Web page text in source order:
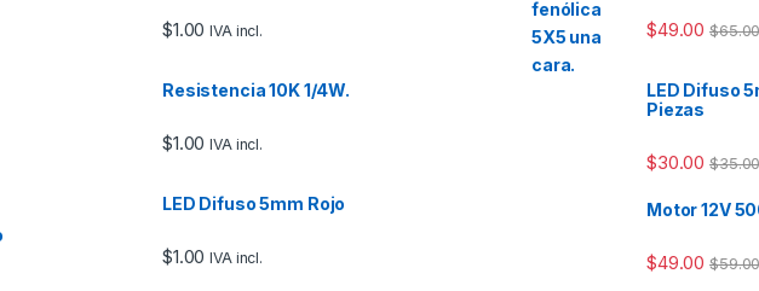
$1.00 IVA incl.
Resistencia 10K 1/4W.
$1.00 IVA incl.
LED Difuso 5mm Rojo
$1.00 IVA incl.
$49.00 $
LED Difuso
Piezas
$30.00 $
Motor 12V
$49.00 $